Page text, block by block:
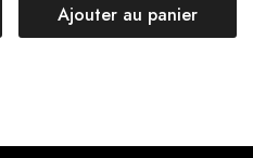
Ajouter au panier